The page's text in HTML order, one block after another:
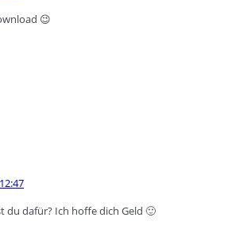
😉
du dafür? Ich hoffe dich Geld 🙂